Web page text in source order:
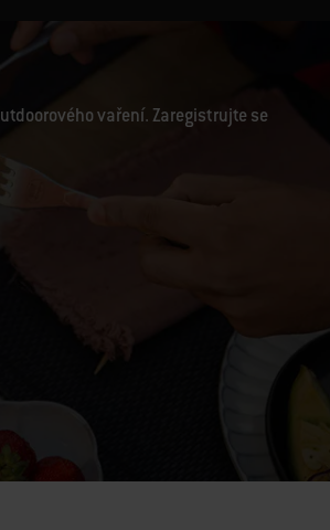
vaření. Zaregistrujte se